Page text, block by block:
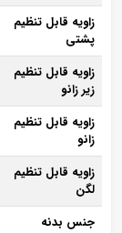
زاویه قابل تنظیم
پشتی
زاویه قابل تنظیم
زیر زانو
زاویه قابل تنظیم
زانو
زاویه قابل تنظیم
لگن
جنس بدنه